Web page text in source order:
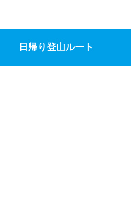
日帰り登山ルート